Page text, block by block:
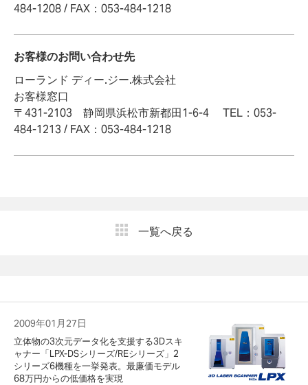
484-1208 / FAX：053-484-1218
お客様のお問い合わせ先
ローランド ディー.ジー.株式会社
お客様窓口
〒431-2103 静岡県浜松市新都田1-6-4 TEL：053-
484-1213 / FAX：053-484-1218
一覧へ戻る
2009年01月27日
立体物の3次元データ化を支援する3Dスキ
ャナー「LPX-DSシリーズ/REシリーズ」2
シリーズ6機種を一挙発表。最廉価モデル
68万円からの低価格を実現